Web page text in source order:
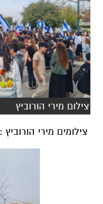
צילום מירי הורוביץ
צילומים מירי הורוביץ :